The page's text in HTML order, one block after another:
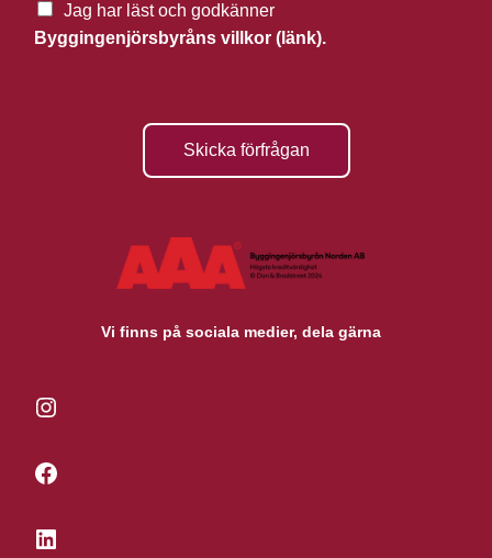
Jag har läst och godkänner
Byggingenjörsbyråns villkor (länk).
Skicka förfrågan
Vi finns på sociala medier, dela gärna
Instagram
Facebook
LinkedIn